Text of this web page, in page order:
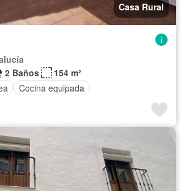
Casa Rural
2 Baños
154 m²
Cocina equipada